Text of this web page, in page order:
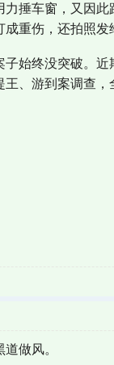
力捶车窗，又因
重伤，还拍照发
始终没突破。
、游到案调查，
做风。